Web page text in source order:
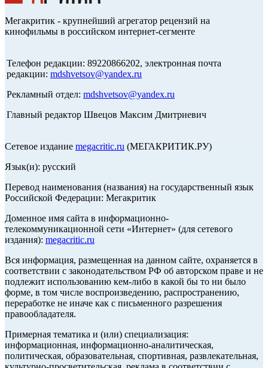
Мегакритик - крупнейший агрегатор рецензий на
кинофильмы в российском интернет-сегменте
Телефон редакции: 89220866202, электронная почта
редакции: mdshvetsov@yandex.ru
Рекламный отдел: mdshvetsov@yandex.ru
Главный редактор Швецов Максим Дмитриевич
Сетевое издание megacritic.ru (МЕГАКРИТИК.РУ)
Язык(и): русский
Перевод наименования (названия) на государственный язык
Российской Федерации: Мегакритик
Доменное имя сайта в информационно-
телекоммуникационной сети «Интернет» (для сетевого
издания): megacritic.ru
Вся информация, размещенная на данном сайте, охраняется в
соответствии с законодательством РФ об авторском праве и не
подлежит использованию кем-либо в какой бы то ни было
форме, в том числе воспроизведению, распространению,
переработке не иначе как с письменного разрешения
правообладателя.
Примерная тематика и (или) специализация:
информационная, информационно-аналитическая,
политическая, образовательная, спортивная, развлекательная,